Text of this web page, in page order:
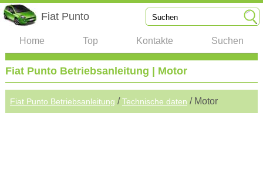
Fiat Punto
Home Top Kontakte Suchen
Fiat Punto Betriebsanleitung | Motor
Fiat Punto Betriebsanleitung /Technische daten / Motor